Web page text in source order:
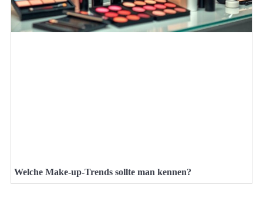
Welche Make-up-Trends sollte man kennen?